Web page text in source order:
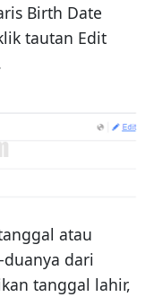
Birth Date
tautan Edit
atau
dari
tanggal lahir,